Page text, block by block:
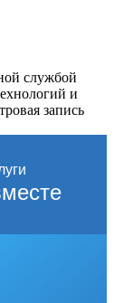
службой
и
запись